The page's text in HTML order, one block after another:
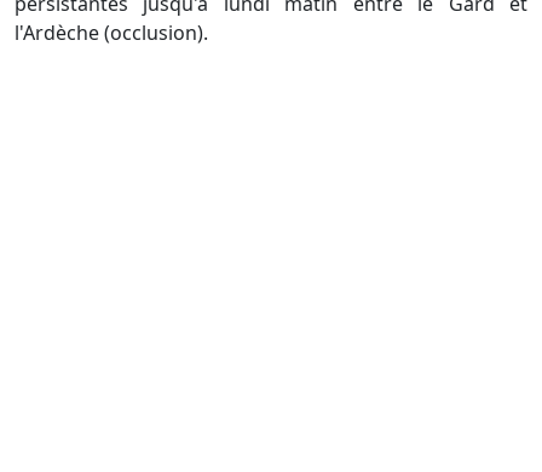
l'Ardèche (occlusion).